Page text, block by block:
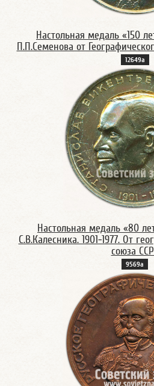
Настольная медаль «150
П.П.Семенова от
12649а
Настольная медаль «80
С.В.Калесника. 1901-1977. От
союза
9569а